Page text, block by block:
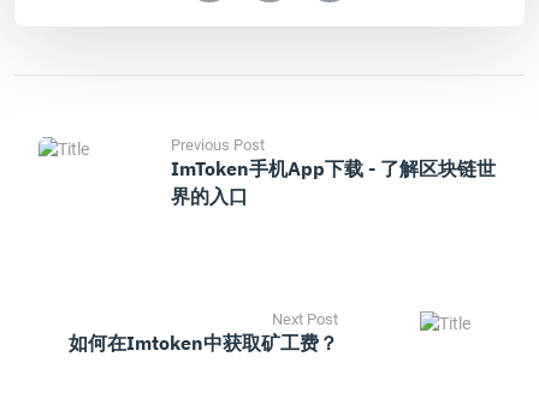
Previous Post
ImToken手机App下载 - 了解区块链世
界的入口
Next Post
如何在imtoken中获取矿工费？